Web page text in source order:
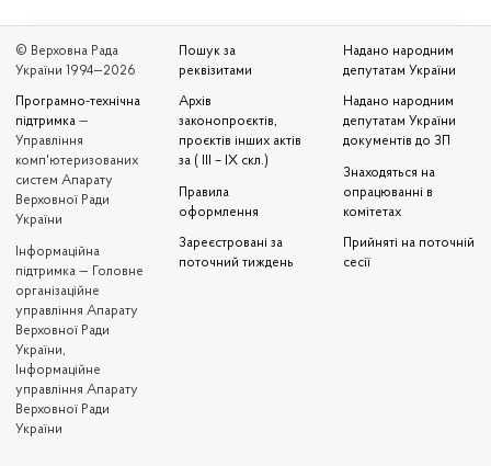
© Верховна Рада
України 1994—2026
Програмно-технічна
підтримка —
Управління
комп'ютеризованих
систем Апарату
Верховної Ради
України
Iнформаційна
підтримка — Головне
організаційне
управління Апарату
Верховної Ради
України,
Інформаційне
управління Апарату
Верховної Ради
України
Пошук за
реквізитами
Архів
законопроєктів,
проєктів інших актів
за ( III – IX скл.)
Правила
оформлення
Зареєстровані за
поточний тиждень
Надано народним
депутатам України
Надано народним
депутатам України
документів до ЗП
Знаходяться на
опрацюванні в
комітетах
Прийняті на поточній
сесії